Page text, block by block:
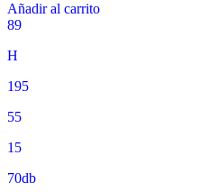
Añadir al carrito
89
H
195
55
15
70db